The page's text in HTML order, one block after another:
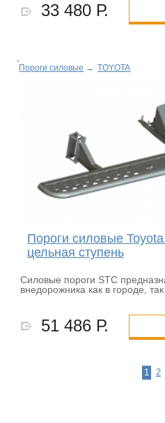
33 480 Р.
Пороги силовые → TOYOTA
Пороги силовые
цельная ступень
Силовые пороги STC
внедорожника как в городе,
51 486 Р.
1 2